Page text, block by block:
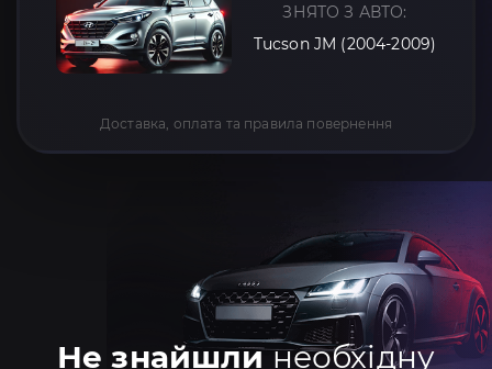
ЗНЯТО З АВТО:
Tucson JM (2004-2009)
Доставка, оплата та правила повернення
Не знайшлинеобхідну